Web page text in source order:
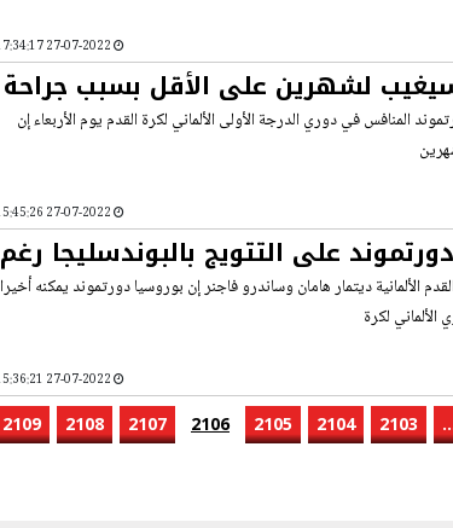
سيغيب لشهرين على الأقل بسبب جراحة
المنافس في دوري الدرجة الأولى الألماني لكرة القدم يوم الأربعاء إن
على التتويج بالبوندسليجا رغم
الألمانية ديتمار هامان وساندرو فاجنر إن بوروسيا دورتموند يمكنه أخيرا
لكرة
2103
2104
2105
2106
2107
2108
2109